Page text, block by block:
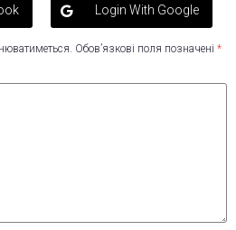
Login With Google
Обов’язкові поля позначені *